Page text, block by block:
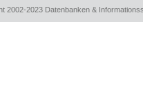
2002-2023 Datenbanken &